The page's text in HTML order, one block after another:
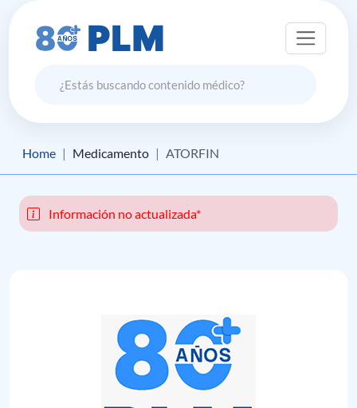
Home Medicamento ATORFIN
Información no actualizada*